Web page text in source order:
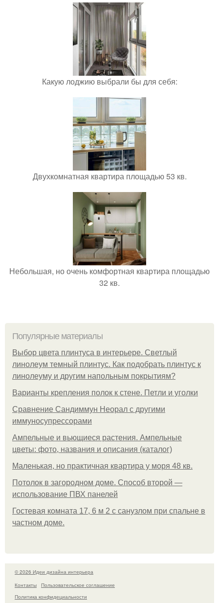
Какую лоджию выбрали бы для себя:
Двухкомнатная квартира площадью 53 кв.
Небольшая, но очень комфортная квартира площадью
32 кв.
Популярные материалы
Выбор цвета плинтуса в интерьере. Светлый
линолеум темный плинтус. Как подобрать плинтус к
линолеуму и другим напольным покрытиям?
Варианты крепления полок к стене. Петли и уголки
Сравнение Сандиммун Неорал с другими
иммуносупрессорами
Ампельные и вьющиеся растения. Ампельные
цветы: фото, названия и описания (каталог)
Маленькая, но практичная квартира у моря 48 кв.
Потолок в загородном доме. Способ второй —
использование ПВХ панелей
Гостевая комната 17, 6 м 2 с санузлом при спальне в
частном доме.
© 2026 Идеи дизайна интерьера
Контакты
Пользовательское соглашение
Политика конфидециальности